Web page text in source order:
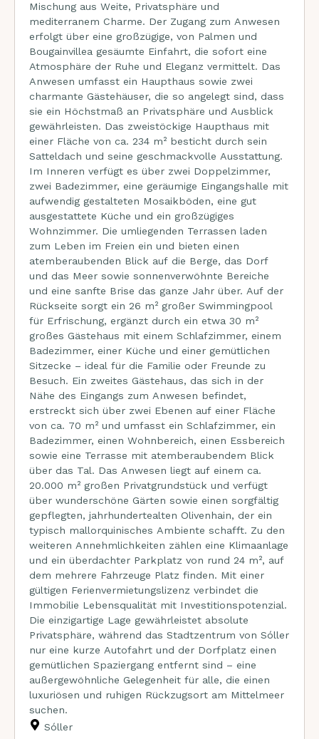
Mischung aus Weite, Privatsphäre und
mediterranem Charme. Der Zugang zum Anwesen
erfolgt über eine großzügige, von Palmen und
Bougainvillea gesäumte Einfahrt, die sofort eine
Atmosphäre der Ruhe und Eleganz vermittelt. Das
Anwesen umfasst ein Haupthaus sowie zwei
charmante Gästehäuser, die so angelegt sind, dass
sie ein Höchstmaß an Privatsphäre und Ausblick
gewährleisten. Das zweistöckige Haupthaus mit
einer Fläche von ca. 234 m² besticht durch sein
Satteldach und seine geschmackvolle Ausstattung.
Im Inneren verfügt es über zwei Doppelzimmer,
zwei Badezimmer, eine geräumige Eingangshalle mit
aufwendig gestalteten Mosaikböden, eine gut
ausgestattete Küche und ein großzügiges
Wohnzimmer. Die umliegenden Terrassen laden
zum Leben im Freien ein und bieten einen
atemberaubenden Blick auf die Berge, das Dorf
und das Meer sowie sonnenverwöhnte Bereiche
und eine sanfte Brise das ganze Jahr über. Auf der
Rückseite sorgt ein 26 m² großer Swimmingpool
für Erfrischung, ergänzt durch ein etwa 30 m²
großes Gästehaus mit einem Schlafzimmer, einem
Badezimmer, einer Küche und einer gemütlichen
Sitzecke – ideal für die Familie oder Freunde zu
Besuch. Ein zweites Gästehaus, das sich in der
Nähe des Eingangs zum Anwesen befindet,
erstreckt sich über zwei Ebenen auf einer Fläche
von ca. 70 m² und umfasst ein Schlafzimmer, ein
Badezimmer, einen Wohnbereich, einen Essbereich
sowie eine Terrasse mit atemberaubendem Blick
über das Tal. Das Anwesen liegt auf einem ca.
20.000 m² großen Privatgrundstück und verfügt
über wunderschöne Gärten sowie einen sorgfältig
gepflegten, jahrhundertealten Olivenhain, der ein
typisch mallorquinisches Ambiente schafft. Zu den
weiteren Annehmlichkeiten zählen eine Klimaanlage
und ein überdachter Parkplatz von rund 24 m², auf
dem mehrere Fahrzeuge Platz finden. Mit einer
gültigen Ferienvermietungslizenz verbindet die
Immobilie Lebensqualität mit Investitionspotenzial.
Die einzigartige Lage gewährleistet absolute
Privatsphäre, während das Stadtzentrum von Sóller
nur eine kurze Autofahrt und der Dorfplatz einen
gemütlichen Spaziergang entfernt sind – eine
außergewöhnliche Gelegenheit für alle, die einen
luxuriösen und ruhigen Rückzugsort am Mittelmeer
suchen.
Sóller